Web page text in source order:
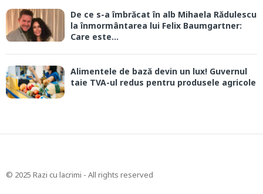
De ce s-a îmbrăcat în alb Mihaela Rădulescu
la înmormântarea lui Felix Baumgartner:
Care este...
Alimentele de bază devin un lux! Guvernul
taie TVA-ul redus pentru produsele agricole
© 2025 Razi cu lacrimi - All rights reserved